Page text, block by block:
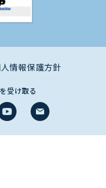
情報保護方針
受け取る